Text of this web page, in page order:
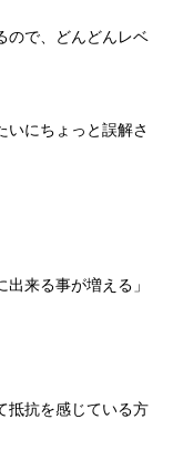
ので、どんどんレベ
いにちょっと誤解さ
来る事が増える」
抵抗を感じている方